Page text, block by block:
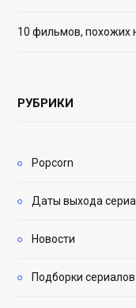
10 фильмов, похожих
РУБРИКИ
Popcorn
Даты выхода
Новости
Подборки сериалов